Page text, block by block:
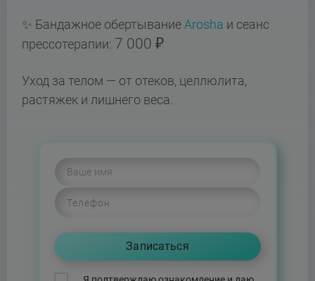
✨ Бандажное обертывание Arosha и сеанс
прессотерапии: 7 000 ₽
Уход за телом — от отеков, целлюлита,
растяжек и лишнего веса.